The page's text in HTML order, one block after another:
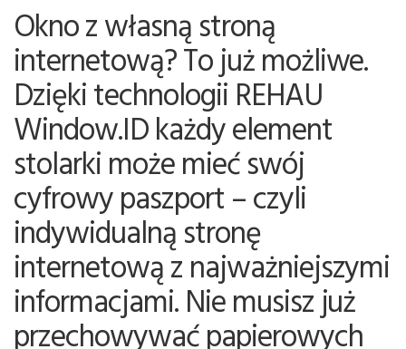
Okno z własną stroną
internetową? To już możliwe.
Dzięki technologii REHAU
Window.ID każdy element
stolarki może mieć swój
cyfrowy paszport – czyli
indywidualną stronę
internetową z najważniejszymi
informacjami. Nie musisz już
przechowywać papierowych